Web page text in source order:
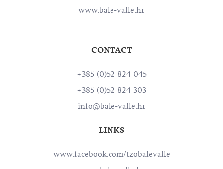
www.bale-valle.hr
CONTACT
+385 (0)52 824 045
+385 (0)52 824 303
info@bale-valle.hr
LINKS
www.facebook.com/tzobalevalle